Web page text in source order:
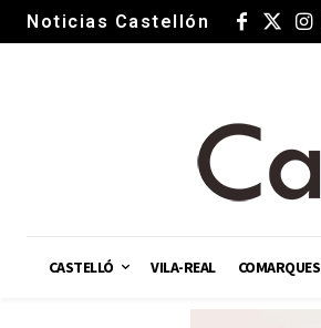
Noticias Castellón
CASTELLÓ VILA-REAL COMARQUES